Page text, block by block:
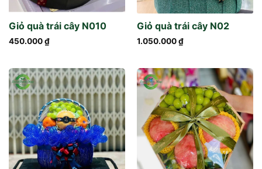
Giỏ quà trái cây N010
450.000₫
Giỏ quà trái cây N02
1.050.000₫